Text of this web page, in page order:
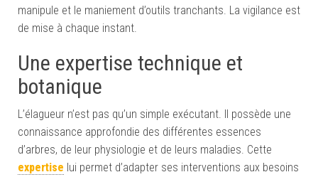
manipule et le maniement d’outils tranchants. La vigilance est
de mise à chaque instant.
Une expertise technique et
botanique
L’élagueur n’est pas qu’un simple exécutant. Il possède une
connaissance approfondie des différentes essences
d’arbres, de leur physiologie et de leurs maladies. Cette
expertise lui permet d’adapter ses interventions aux besoins